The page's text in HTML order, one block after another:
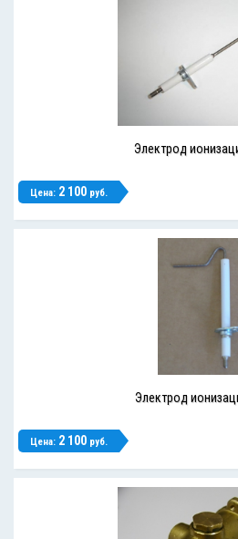
Электрод
Цена:2 100 руб.
Электрод
Цена:2 100 руб.